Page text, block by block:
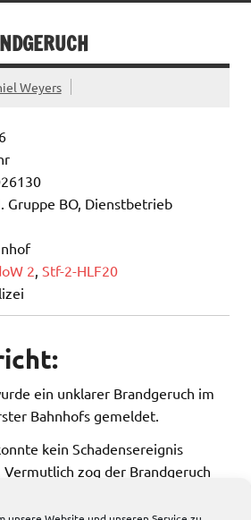
Weyers
Gruppe BO, Dienstbetrieb
2 Stf-2-HLF20
ein unklarer Brandgeruch im
Bahnhofs gemeldet.
kein Schadensereignis
zog der Brandgeruch